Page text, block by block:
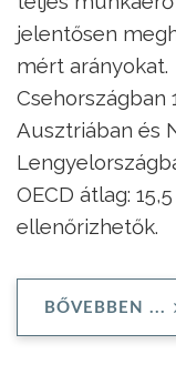
jelentősen
mért arányokat.
Csehországban
Ausztriában és
OECD átlag:
ellenőrizhetők.
BŐVEBBEN ...